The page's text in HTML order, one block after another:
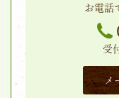
お電話
受
メ